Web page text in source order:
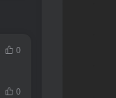
0
0